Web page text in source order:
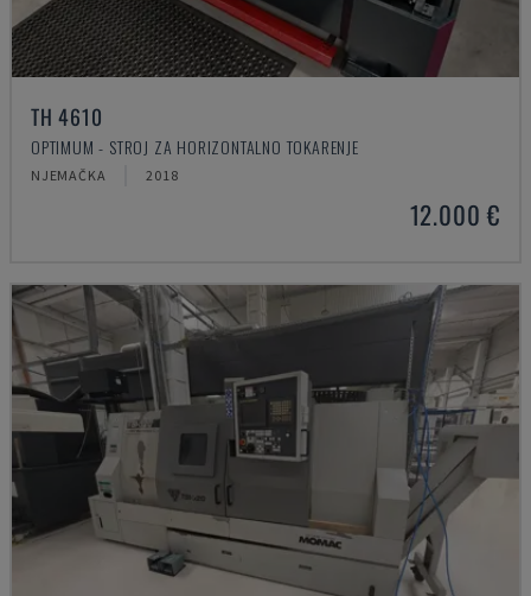
TH 4610
OPTIMUM - STROJ ZA HORIZONTALNO TOKARENJE
NJEMAČKA 2018
12.000 €